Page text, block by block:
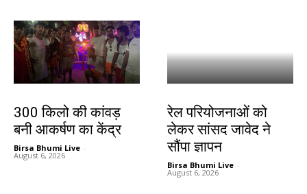
300 किलो की कांवड़
बनी आकर्षण का केंद्र
Birsa Bhumi Live -
August 6, 2026
रेल परियोजनाओं को
लेकर सांसद जावेद ने
सौंपा ज्ञापन
Birsa Bhumi Live -
August 6, 2026